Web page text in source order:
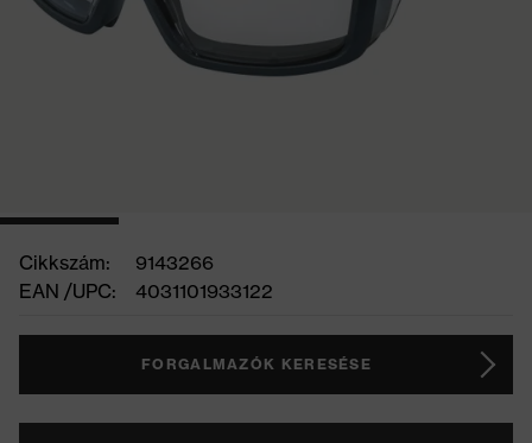
Cikkszám:
9143266
EAN /UPC:
4031101933122
FORGALMAZÓK KERESÉSE